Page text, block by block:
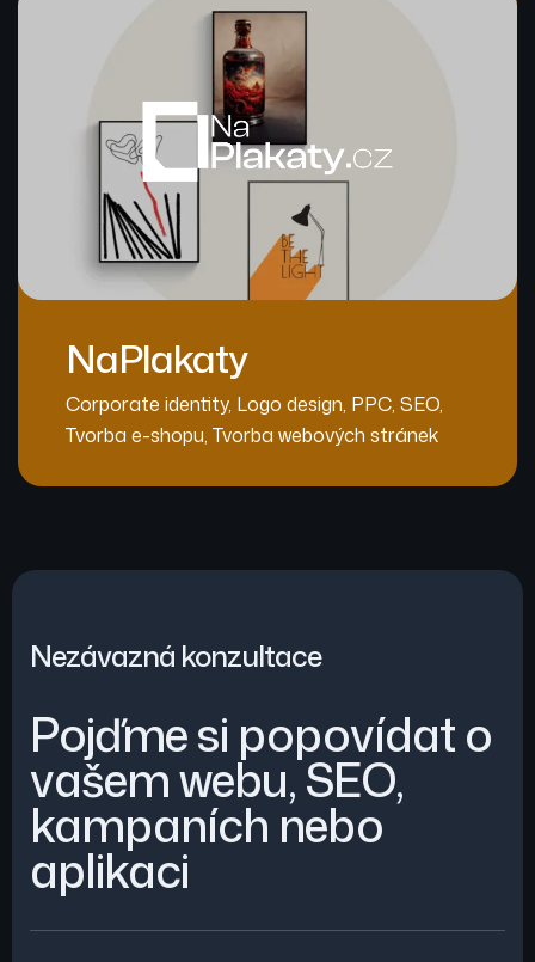
NaPlakaty
Corporate identity, Logo design, PPC, SEO,
Tvorba e-shopu, Tvorba webových stránek
Nezávazná konzultace
Pojďme si popovídat o
vašem webu, SEO,
kampaních nebo
aplikaci